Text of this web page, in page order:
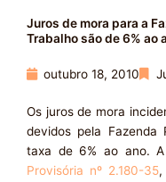
Juros de mora para a
Trabalho são de 6% ao
outubro 18, 2010
Os juros de mora
devidos pela Fazenda
taxa de 6% ao ano.
Provisória nº 2.180-35,